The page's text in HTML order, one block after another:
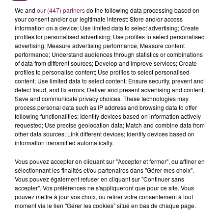
de Frelinghien !
We and our (447) partnersdo the following data processing based on
your consent and/or our legitimate interest: Store and/or access
information on a device; Use limited data to select advertising; Create
profiles for personalised advertising; Use profiles to select personalised
advertising; Measure advertising performance; Measure content
performance; Understand audiences through statistics or combinations
of data from different sources; Develop and improve services; Create
profiles to personalise content; Use profiles to select personalised
content; Use limited data to select content; Ensure security, prevent and
detect fraud, and fix errors; Deliver and present advertising and content;
Save and communicate privacy choices. These technologies may
process personal data such as IP address and browsing data to offer
following functionalities: Identify devices based on information actively
requested; Use precise geolocation data; Match and combine data from
other data sources; Link different devices; Identify devices based on
information transmitted automatically.
Vous pouvez accepter en cliquant sur "Accepter et fermer", ou affiner en
sélectionnant les finalités et/ou partenaires dans "Gérer mes choix".
Vous pouvez également refuser en cliquant sur "Continuer sans
accepter". Vos préférences ne s'appliqueront que pour ce site. Vous
pouvez mettre à jour vos choix, ou retirer votre consentement à tout
moment via le lien "Gérer les cookies" situé en bas de chaque page.